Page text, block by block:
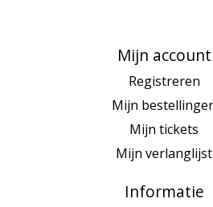
Mijn account
Registreren
Mijn
Mijn tickets
Mijn verlanglijst
Informatie